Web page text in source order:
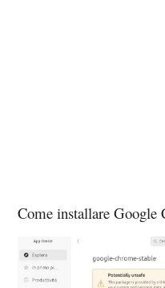
Come installare Google